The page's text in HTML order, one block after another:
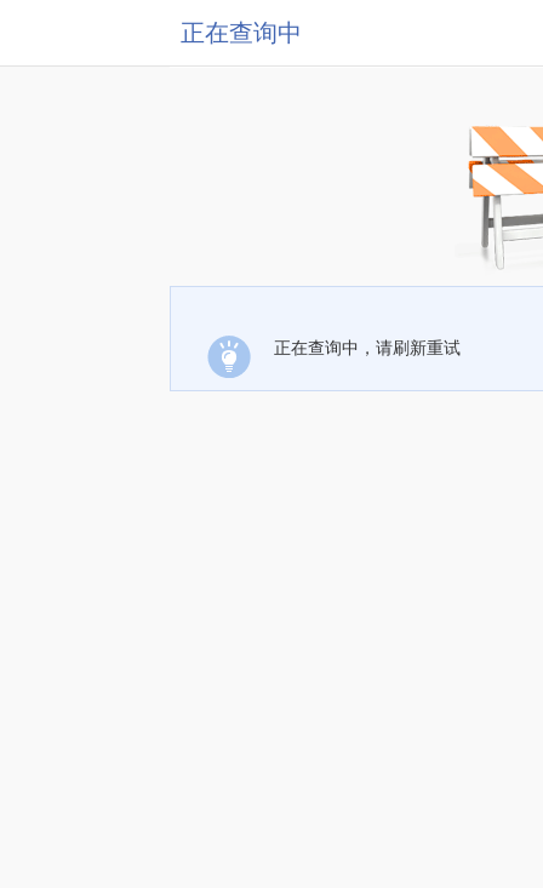
正在查询中
正在查询中，请刷新重试